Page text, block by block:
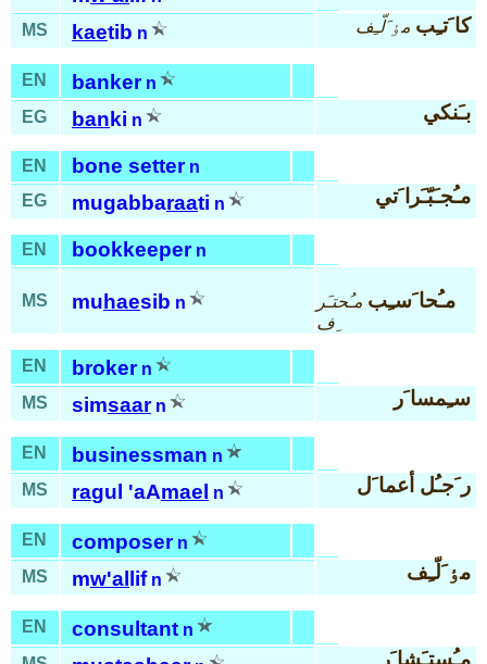
MS kaetib n كا َتـِب مٶ َلّـِف
EN banker n
EG
ban ki n بـَنكي
EN bone setter n
EG
mugabbaraati n مـُجـَبّـَرا َتي
EN bookkeeper n
MS muhaesib n مـُحا َسـِب مـُحتـَر
ِف
EN broker n
MS
simsaar n سـِمسا َر
EN businessman n
MS
ragul 'aAmael n ر َجـُل أعما َل
EN composer n
MS
mw'al lif n مٶ َلّـِف
EN consultant n
مـُستـَشا َر